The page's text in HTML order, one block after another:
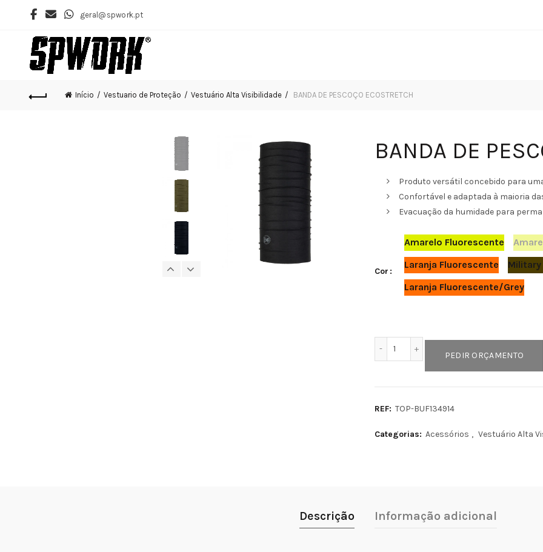
geral@spwork.pt
Início Vestuario de Proteção Vestuário Alta Visibilidade BANDA DE PESCOÇO ECOSTRETCH
BANDA DE
Produto versátil concebido para
Confortável e adaptada à maioria
Evacuação da humidade para
Cor
Amarelo Fluorescente
Laranja Fluorescente
Military
Laranja Fluorescente/Grey
Quantidade de BANDA DE PESCOÇO
PEDIR ORÇAMENTO
REF: TOP-BUF134914
Categorias: Acessórios , Vestuário Alta
Descrição Informação adicional